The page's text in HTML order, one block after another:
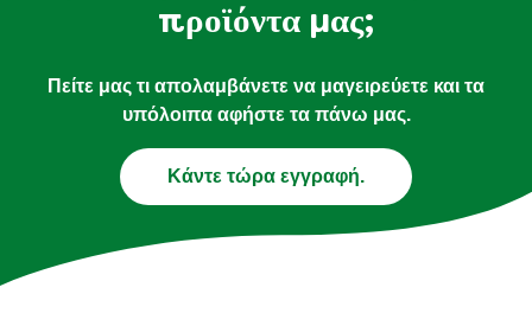
προϊόντα μας;
Πείτε μας τι απολαμβάνετε να μαγειρεύετε και τα
υπόλοιπα αφήστε τα πάνω μας.
Κάντε τώρα εγγραφή.